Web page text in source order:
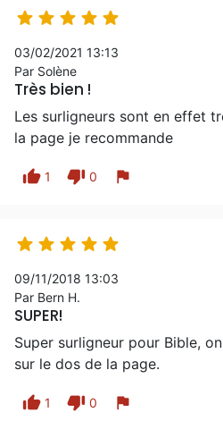
    
03/02/2021 13:13
Par Solène
Très bien !
Les surligneurs sont en effet
la page je recommande
thumb_up 1 thumb_down 0 flag
    
09/11/2018 13:03
Par Bern H.
SUPER!
Super surligneur pour Bible,
sur le dos de la page.
thumb_up 1 thumb_down 0 flag